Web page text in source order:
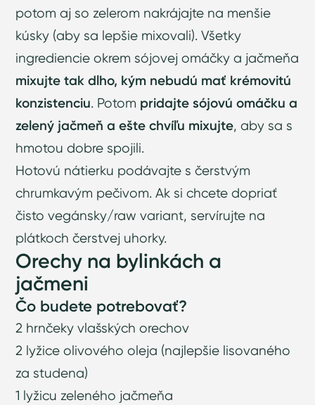
potom aj so zelerom nakrájajte na menšie
kúsky (aby sa lepšie mixovali). Všetky
ingrediencie okrem sójovej omáčky a jačmeňa
mixujte tak dlho, kým nebudú mať krémovitú
konzistenciu. Potom pridajte sójovú omáčku a
zelený jačmeň a ešte chvíľu mixujte, aby sa s
hmotou dobre spojili.
Hotovú nátierku podávajte s čerstvým
chrumkavým pečivom. Ak si chcete dopriať
čisto vegánsky/raw variant, servírujte na
plátkoch čerstvej uhorky.
Orechy na bylinkách a
jačmeni
Čo budete potrebovať?
2 hrnčeky vlašských orechov
2 lyžice olivového oleja (najlepšie lisovaného
za studena)
1 lyžicu zeleného jačmeňa